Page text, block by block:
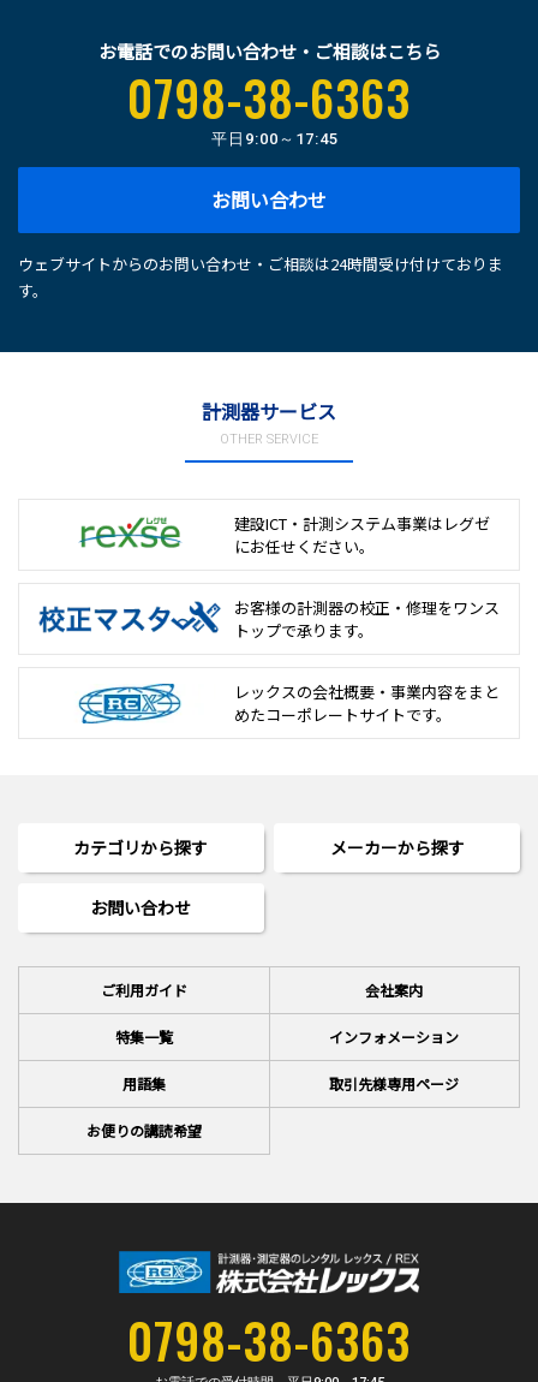
お電話でのお問い合わせ・ご相談はこちら
0798-38-6363
平日 9:00～17:45
お問い合わせ
ウェブサイトからのお問い合わせ・ご相談は24時間受け付けておりま
す。
計測器サービス
OTHER SERVICE
建設ICT・計測システム事業は レグゼ
にお任せください。
お客様の計測器の校正・修理をワンス
トップで承ります。
レックスの会社概要・事業内容をまと
めたコーポレートサイトです。
カテゴリから探す メーカーから探す
お問い合わせ
ご利用ガイド 会社案内
特集一覧 インフォメーション
用語集 取引先様専用ページ
お便りの講読希望
0798-38-6363